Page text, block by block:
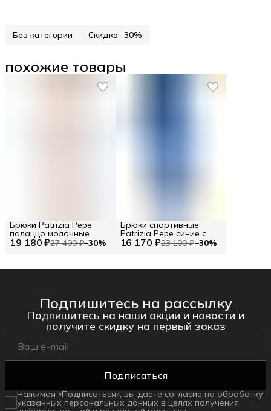
Без категории Скидка -30%
похожие товары
19 180 ₽27 400 ₽−30%
Брюки Patrizia Pepe
палаццо молочные
16 170 ₽23 100 ₽−30%
Брюки спортивные
Patrizia Pepe синие с
лого
Подпишитесь на рассылку
Подпишитесь на наши акции и новости и
получите скидку на первый заказ
Подписаться
Нажимая «Подписаться», вы даете согласие на обработку
указанных персональных данных в целях получения